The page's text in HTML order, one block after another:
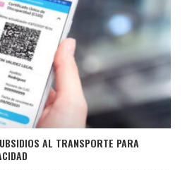
AL TRANSPORTE PARA